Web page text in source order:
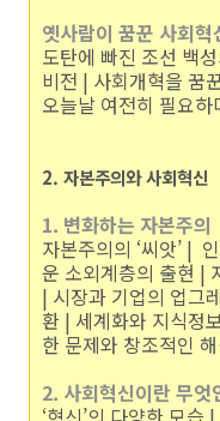
옛사람이 꿈꾼 사회혁
도탄에 빠진 조선 백
비전 | 사회개혁을 꿈
오늘날 여전히 필요하
2. 자본주의와 사회혁신
1. 변화하는 자본주의
자본주의의 ‘씨앗’ |
운 소외계층의 출현 |
| 시장과 기업의 업그
환 | 세계화와 지식정
한 문제와 창조적인
2. 사회혁신이란 무엇